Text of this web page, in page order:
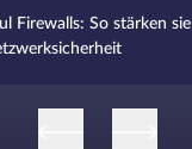
Firewalls: So stärken sie